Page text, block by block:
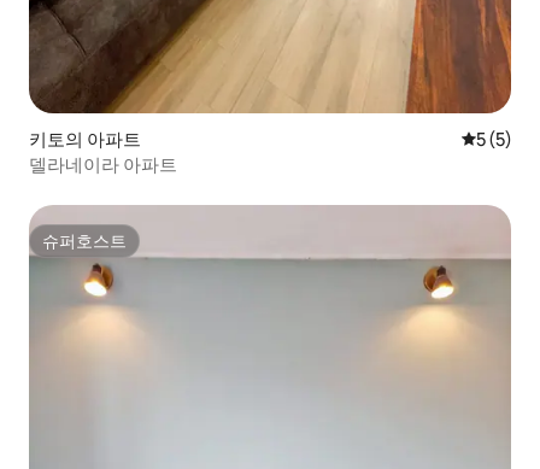
키토의 아파트 평점 5점
5 (5)
델라네이라 아파트
슈퍼호스트
슈퍼호스트